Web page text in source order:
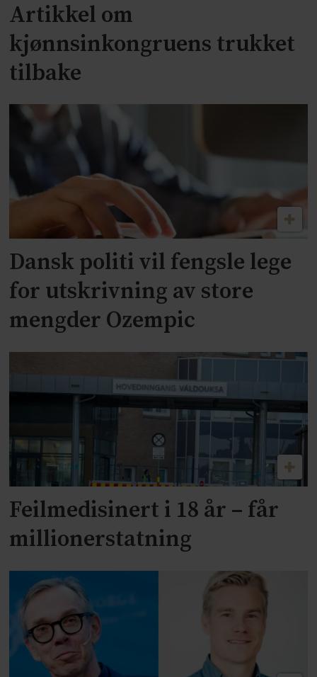
Artikkel om
kjønnsinkongruens trukket
tilbake
Dansk politi vil fengsle lege
for utskrivning av store
mengder Ozempic
Feilmedisinert i 18 år – får
millionerstatning